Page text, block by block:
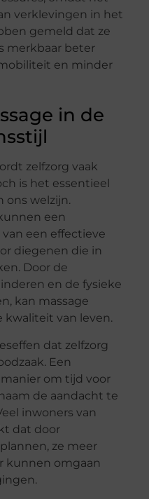
verklevingen in het
gemeld dat ze
merkbaar beter
en minder
in de
zelfzorg vaak
is het essentieel
ons welzijn.
een
een effectieve
diegenen die in
Door de
en de fysieke
kan massage
kwaliteit van leven.
dat zelfzorg
Een
om tijd voor
de aandacht te
inwoners van
dat door
ze meer
kunnen omgaan